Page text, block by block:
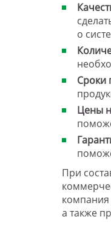
о
Сроки
Цены
При
компания
а также